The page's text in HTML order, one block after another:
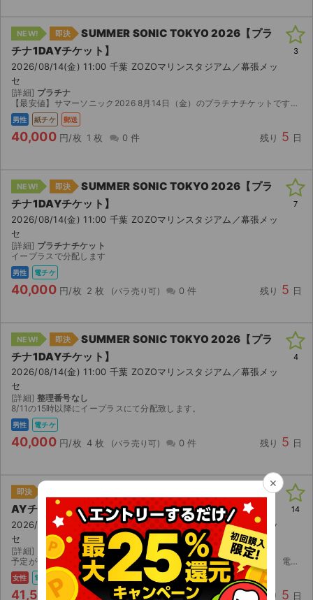
NEW! 即決
SUMMER SONIC TOKYO 2026【プラ
チナ1DAYチケット】
2026/08/14(金) 11:00 千葉 ZOZOマリンスタジアム／幕張メッ
セ
[詳細] プラチナ
【最安値】サマーソニック2026 8月14日（金）のプラチナチケットです。 同行者が行けなくなった為出品。 紙チケットですので発券後直ぐに郵送します。
男性 紙チケ 郵送
40,000 円/枚 1 枚 0 件 残り 5 日
3
NEW! 即決
SUMMER SONIC TOKYO 2026【プラ
チナ1DAYチケット】
2026/08/14(金) 11:00 千葉 ZOZOマリンスタジアム／幕張メッ
セ
[詳細] プラチナチケット
イープラスで分配します
男性 電チケ
40,000 円/枚 2 枚 0 件 残り 5 日
7
NEW! 即決
SUMMER SONIC TOKYO 2026【プラ
チナ1DAYチケット】
2026/08/14(金) 11:00 千葉 ZOZOマリンスタジアム／幕張メッ
セ
[詳細] 整理番号なし
8/11の15時以降にイープラスにて分配致します。
男性 電チケ
40,000 円/枚 4 枚 0 件 残り 5 日
4
即決
SUMMER SONIC TOKYO 2026【プラチナ1D
AYチケット】
2026/08/14(金) 11:00 千葉 ZOZOマリンスタジアム／幕張メッ
セ
[詳細]
電子チケット8/13〜ダウンロード分配可能
予定が合わなくなってしまったため出品いたします。 【お渡し方法】 電子チケット（イープラス）にて分配いたします。 分配可能になり次第、取引連絡にてURLをお送りします。 【注意事項】 取引確...
女性 電チケ
41,500 円/枚 1 枚 3 件 残り 5 日
14
×